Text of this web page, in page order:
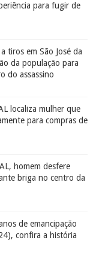
para fugir de
tiros em São José da
da população para
do assassino
localiza mulher que
para compras de
homem desfere
briga no centro da
de emancipação
confira a história